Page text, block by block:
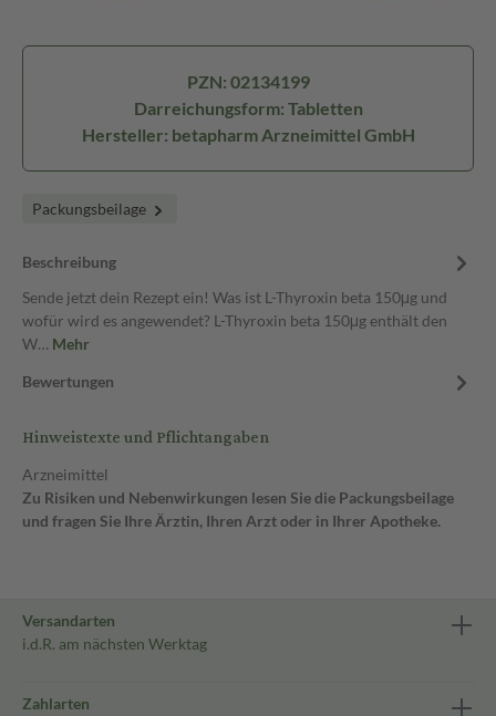
PZN: 02134199
Darreichungsform: Tabletten
Hersteller: betapharm Arzneimittel GmbH
Packungsbeilage
Beschreibung
Sende jetzt dein Rezept ein! Was ist L-Thyroxin beta 150μg und
wofür wird es angewendet? L-Thyroxin beta 150μg enthält den
W… Mehr
Bewertungen
Hinweistexte und Pflichtangaben
Arzneimittel
Zu Risiken und Nebenwirkungen lesen Sie die Packungsbeilage
und fragen Sie Ihre Ärztin, Ihren Arzt oder in Ihrer Apotheke.
Versandarten
i.d.R. am nächsten Werktag
Zahlarten